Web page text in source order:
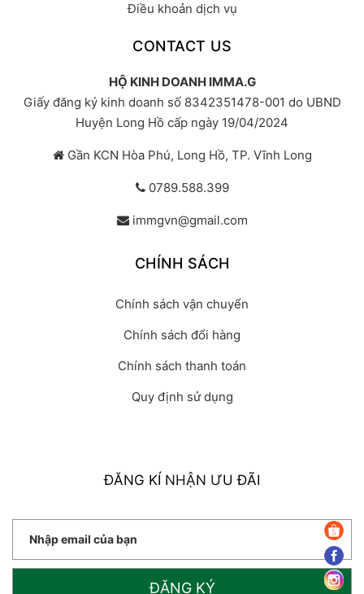
Điều khoản dịch vụ
CONTACT US
HỘ KINH DOANH IMMA.G
Giấy đăng ký kinh doanh số 8342351478-001 do UBND
Huyện Long Hồ cấp ngày 19/04/2024
Gần KCN Hòa Phú, Long Hồ, TP. Vĩnh Long
0789.588.399
immgvn@gmail.com
CHÍNH SÁCH
Chính sách vận chuyển
Chính sách đổi hàng
Chính sách thanh toán
Quy định sử dụng
ĐĂNG KÍ NHẬN ƯU ĐÃI
ĐĂNG KÝ